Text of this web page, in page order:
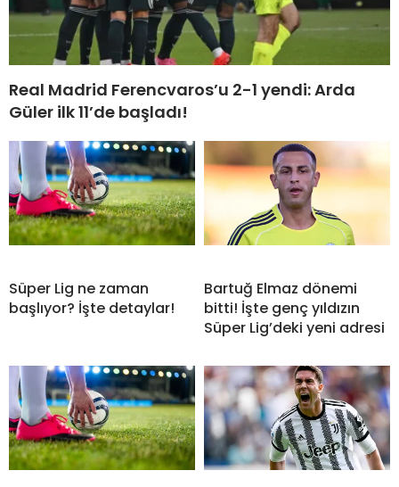
Real Madrid Ferencvaros’u 2-1 yendi: Arda
Güler ilk 11’de başladı!
Süper Lig ne zaman
başlıyor? İşte detaylar!
Bartuğ Elmaz dönemi
bitti! İşte genç yıldızın
Süper Lig’deki yeni adresi